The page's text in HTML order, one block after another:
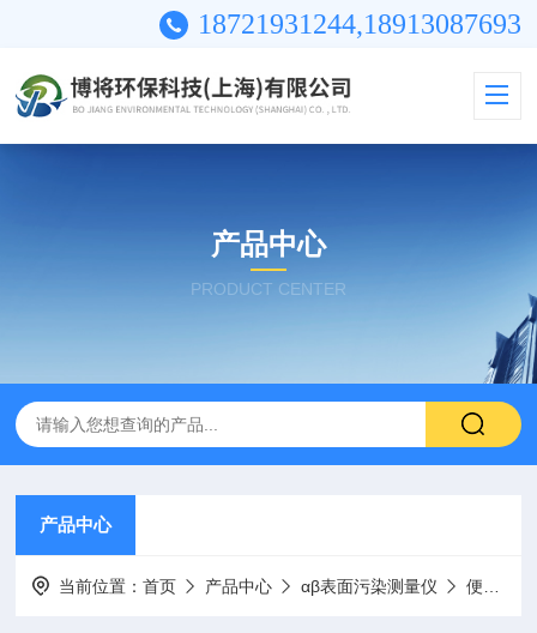
18721931244,18913087693
产品中心
PRODUCT CENTER
产品中心
当前位置：首页 产品中心 αβ表面污染测量仪 便携式表面沾污仪